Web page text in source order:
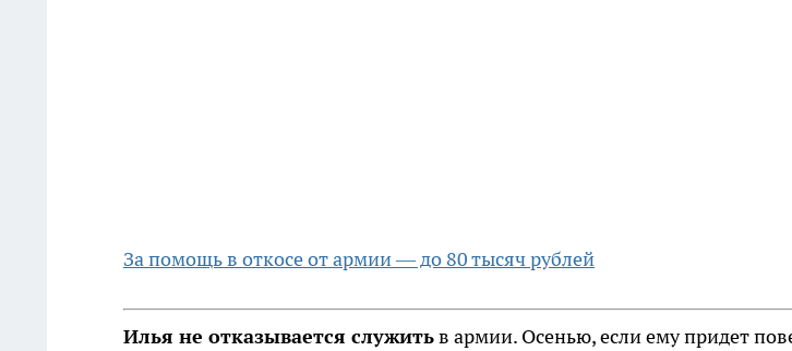
За помощь в откосе от армии — до 80 тысяч рублей
Илья не отказывается служитьв армии. Осенью, если ему придет